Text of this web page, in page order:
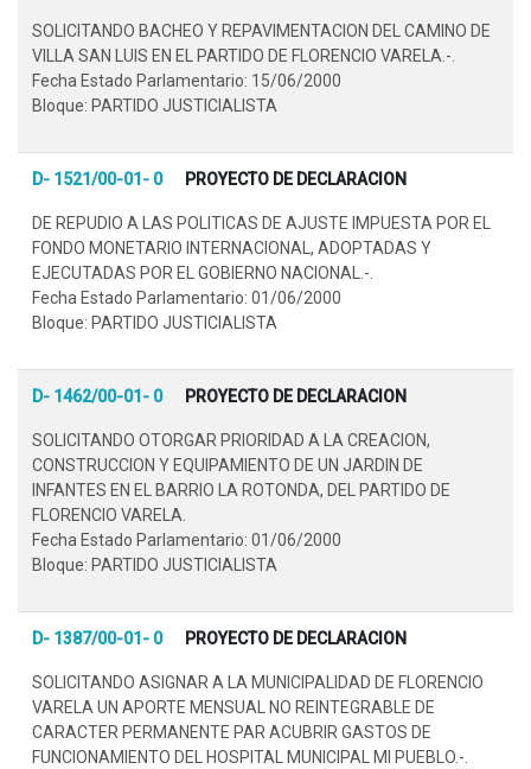
SOLICITANDO BACHEO Y REPAVIMENTACION DEL CAMINO DE
VILLA SAN LUIS EN EL PARTIDO DE FLORENCIO VARELA.-.
Fecha Estado Parlamentario: 15/06/2000
Bloque: PARTIDO JUSTICIALISTA
D- 1521/00-01- 0 PROYECTO DE DECLARACION
DE REPUDIO A LAS POLITICAS DE AJUSTE IMPUESTA POR EL
FONDO MONETARIO INTERNACIONAL, ADOPTADAS Y
EJECUTADAS POR EL GOBIERNO NACIONAL.-.
Fecha Estado Parlamentario: 01/06/2000
Bloque: PARTIDO JUSTICIALISTA
D- 1462/00-01- 0 PROYECTO DE DECLARACION
SOLICITANDO OTORGAR PRIORIDAD A LA CREACION,
CONSTRUCCION Y EQUIPAMIENTO DE UN JARDIN DE
INFANTES EN EL BARRIO LA ROTONDA, DEL PARTIDO DE
FLORENCIO VARELA.
Fecha Estado Parlamentario: 01/06/2000
Bloque: PARTIDO JUSTICIALISTA
D- 1387/00-01- 0 PROYECTO DE DECLARACION
SOLICITANDO ASIGNAR A LA MUNICIPALIDAD DE FLORENCIO
VARELA UN APORTE MENSUAL NO REINTEGRABLE DE
CARACTER PERMANENTE PAR ACUBRIR GASTOS DE
FUNCIONAMIENTO DEL HOSPITAL MUNICIPAL MI PUEBLO.-.